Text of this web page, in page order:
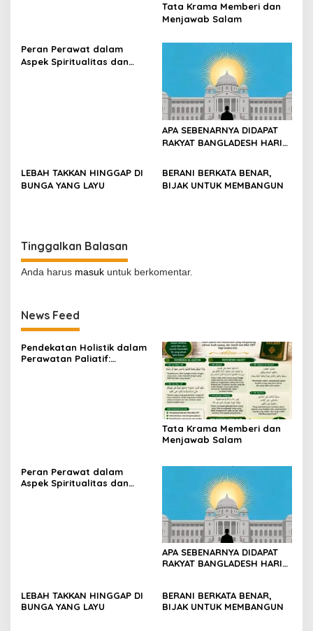
Tata Krama Memberi dan
Menjawab Salam
Peran Perawat dalam
Aspek Spiritualitas dan
APA SEBENARNYA DIDAPAT
RAKYAT BANGLADESH HARI
LEBAH TAKKAN HINGGAP DI
BUNGA YANG LAYU
BERANI BERKATA BENAR,
BIJAK UNTUK MEMBANGUN
Tinggalkan Balasan
Anda harus masuk untuk berkomentar.
News Feed
Pendekatan Holistik dalam
Perawatan Paliatif:
Tata Krama Memberi dan
Menjawab Salam
Peran Perawat dalam
Aspek Spiritualitas dan
APA SEBENARNYA DIDAPAT
RAKYAT BANGLADESH HARI
LEBAH TAKKAN HINGGAP DI
BUNGA YANG LAYU
BERANI BERKATA BENAR,
BIJAK UNTUK MEMBANGUN